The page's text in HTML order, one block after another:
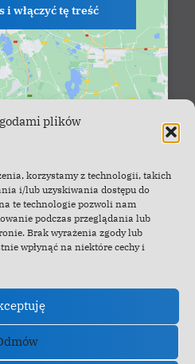
plików
korzystamy z technologii, takich
i/lub uzyskiwania dostępu do
te technologie pozwoli nam
podczas przeglądania lub
Brak wyrażenia zgody lub
wpłynąć na niektóre cechy i
włączyć tę treść